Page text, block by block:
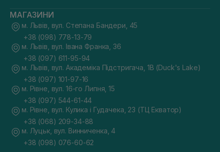
МАГАЗИНИ
м. Львів, вул. Степана Бандери, 45
+38 (098) 778-13-79
м. Львів, вул. Івана Франка, 36
+38 (097) 611-95-94
м. Львів, вул. Академіка Підстригача, 1В (Duck's Lake)
+38 (097) 101-97-16
м. Рівне, вул. 16-го Липня, 15
+38 (097) 544-61-44
м. Рівне, вул. Кулика і Гудачека, 23 (ТЦ Екватор)
+38 (068) 209-34-88
м. Луцьк, вул. Винниченка, 4
+38 (098) 076-60-62